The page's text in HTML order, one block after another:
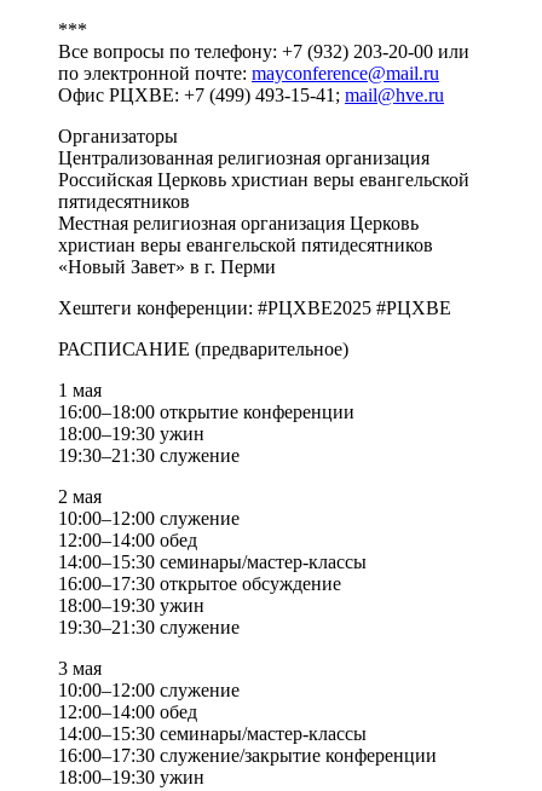
***
Все вопросы по телефону: +7 (932) 203-20-00 или
по электронной почте: mayconference@mail.ru
Офис РЦХВЕ: +7 (499) 493-15-41; mail@hve.ru
Организаторы
Централизованная религиозная организация
Российская Церковь христиан веры евангельской
пятидесятников
Местная религиозная организация Церковь
христиан веры евангельской пятидесятников
«Новый Завет» в г. Перми
Хештеги конференции: #РЦХВЕ2025 #РЦХВЕ
РАСПИСАНИЕ (предварительное)
1 мая
16:00–18:00 открытие конференции
18:00–19:30 ужин
19:30–21:30 служение
2 мая
10:00–12:00 служение
12:00–14:00 обед
14:00–15:30 семинары/мастер-классы
16:00–17:30 открытое обсуждение
18:00–19:30 ужин
19:30–21:30 служение
3 мая
10:00–12:00 служение
12:00–14:00 обед
14:00–15:30 семинары/мастер-классы
16:00–17:30 служение/закрытие конференции
18:00–19:30 ужин